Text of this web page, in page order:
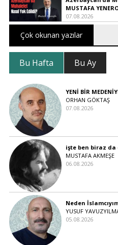
MUSTAFA
07.08.2026
Çok okunan yazılar
Bu Hafta Bu Ay
YENİ BİR
ORHAN GÖKTAŞ
07.08.2026
işte ben biraz da
MUSTAFA AKMEŞE
06.08.2026
Neden
YUSUF
05.08.2026